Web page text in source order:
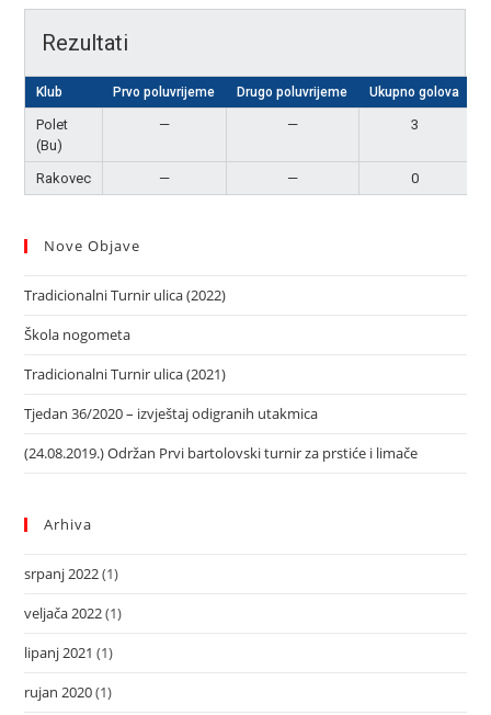
Rezultati
Klub Prvo poluvrijeme Drugo poluvrijeme Ukupno golova
Polet
(Bu)
— — 3
Rakovec — — 0
Nove Objave
Tradicionalni Turnir ulica (2022)
Škola nogometa
Tradicionalni Turnir ulica (2021)
Tjedan 36/2020 – izvještaj odigranih utakmica
(24.08.2019.) Održan Prvi bartolovski turnir za prstiće i limače
Arhiva
srpanj 2022(1)
veljača 2022(1)
lipanj 2021 (1)
rujan 2020(1)